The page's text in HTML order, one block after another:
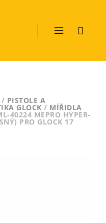
/ PISTOLE A
GLOCK / MÍŘIDLA
40224 MEPRO HYPER-
PRO GLOCK 17